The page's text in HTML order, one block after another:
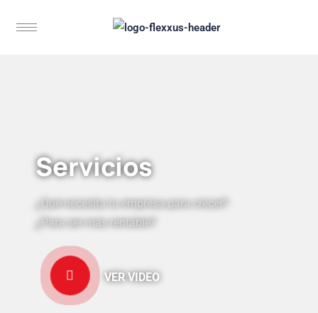
Servicios
¿Qué necesita tu empresa para crecer?
¿Para ser más rentable?
VER VIDEO